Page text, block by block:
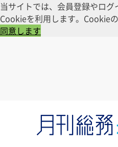
当サイトでは、会員登録やロ
Cookieを利用します。Cookie
同意します